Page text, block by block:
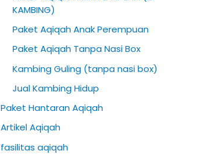
KAMBING)
Paket Aqiqah Anak Perempuan
Paket Aqiqah Tanpa Nasi Box
Kambing Guling (tanpa nasi box)
Jual Kambing Hidup
Paket Hantaran Aqiqah
Artikel Aqiqah
fasilitas aqiqah